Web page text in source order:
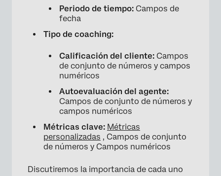
Periodo de tiempo: Campos de
fecha
Tipo de coaching:
Calificación del cliente: Campos
de conjunto de números y campos
numéricos
Autoevaluación del agente:
Campos de conjunto de números y
campos numéricos
Métricas clave: Métricas
personalizadas , Campos de conjunto
de números y Campos numéricos
Discutiremos la importancia de cada uno